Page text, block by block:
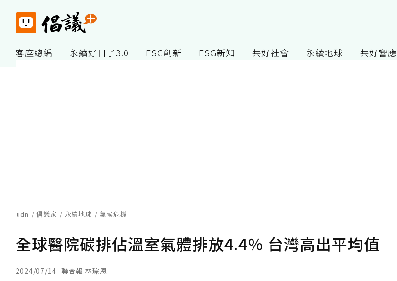
客座總編 永續好日子3.0 ESG創新 ESG新知 共好社會 永續地球 共好響應
udn 倡議家 永續地球 氣候危機
全球醫院碳排佔溫室氣體排放4.4％ 台灣高出平均值
2024/07/14 聯合報 林琮恩